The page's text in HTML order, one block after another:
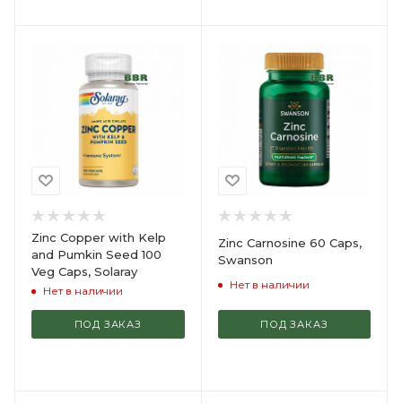
Zinc Copper with Kelp
and Pumkin Seed 100
Veg Caps, Solaray
Нет в наличии
ПОД ЗАКАЗ
Zinc Carnosine 60 Caps,
Swanson
Нет в наличии
ПОД ЗАКАЗ